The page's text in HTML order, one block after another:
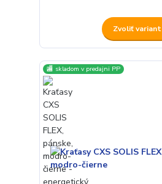
Zvoliť variant
🏬 skladom v predajni PP